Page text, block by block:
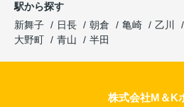
駅から探す
新舞子
日長 朝倉 亀崎 乙川
大野町
青山 半田
株式会社M＆K